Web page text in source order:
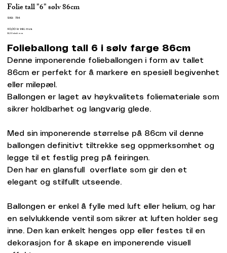
Folie tall "6" sølv 86cm
SKU:
SKU
784
Pris
40,00 kr inkl. mva
32,00 ekskl. mva
Folieballong tall 6 i sølv farge 86cm
Denne imponerende folieballongen i form av tallet
86cm er perfekt for å markere en spesiell begivenhet
eller milepæl.
Ballongen er laget av høykvalitets foliemateriale som
sikrer holdbarhet og langvarig glede.
Med sin imponerende størrelse på 86cm vil denne
ballongen definitivt tiltrekke seg oppmerksomhet og
legge til et festlig preg på feiringen.
Den har en glansfull overflate som gir den et
elegant og stilfullt utseende.
Ballongen er enkel å fylle med luft eller helium, og har
en selvlukkende ventil som sikrer at luften holder seg
inne. Den kan enkelt henges opp eller festes til en
dekorasjon for å skape en imponerende visuell